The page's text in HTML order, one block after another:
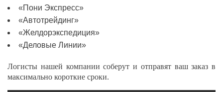
«Пони Экспресс»
«Автотрейдинг»
«Желдорэкспедиция»
«Деловые Линии»
Логисты нашей компании соберут и отправят ваш заказ в
максимально короткие сроки.